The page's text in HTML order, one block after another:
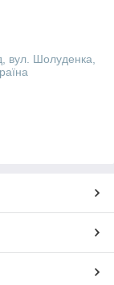
вул. Шолуденка,